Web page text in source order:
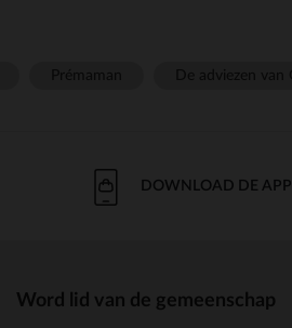
DOWNLOAD DE APP
Word lid van de gemeenschap